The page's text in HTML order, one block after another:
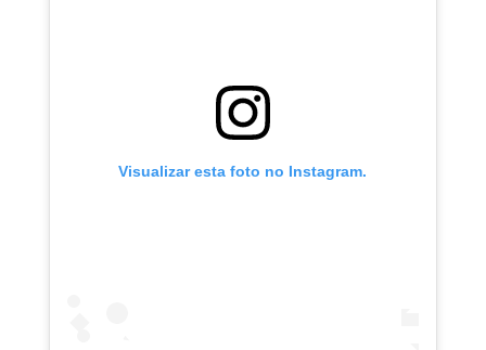
Visualizar esta foto no Instagram.